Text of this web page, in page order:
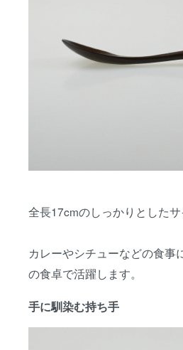
全長17cmのしっかりとしたサ
カレーやシチューなどの食事
の食卓で活躍します。
手に馴染む持ち手